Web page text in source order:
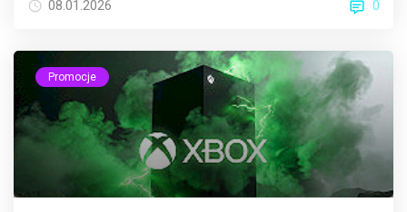
08.01.2026 0
Promocje